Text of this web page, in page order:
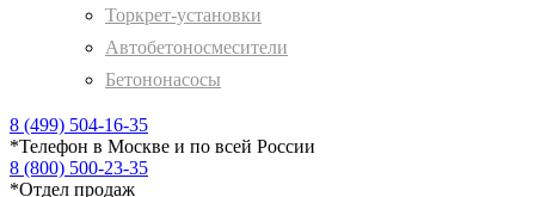
Торкрет-установки
Автобетоносмесители
Бетононасосы
8 (499) 504-16-35
*Телефон в Москве и по всей России
8 (800) 500-23-35
*Отдел продаж